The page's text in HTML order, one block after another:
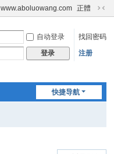
www.aboluowang.com 正體
切
到
自动登录
找回密码
登录 注册
快捷导航